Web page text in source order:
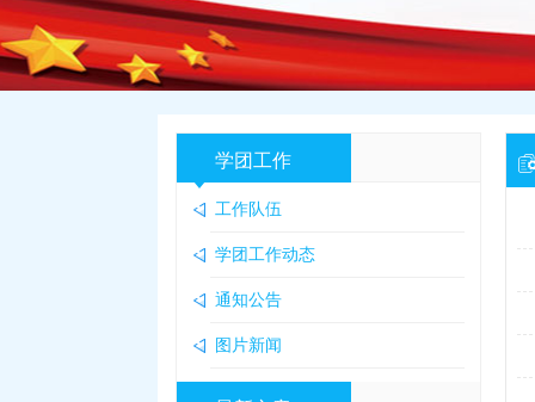
学团工作
工作队伍
学团工作动态
通知公告
图片新闻